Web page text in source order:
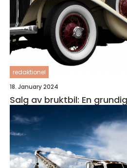
redaktionel
18. January 2024
Salg av bruktbil: En